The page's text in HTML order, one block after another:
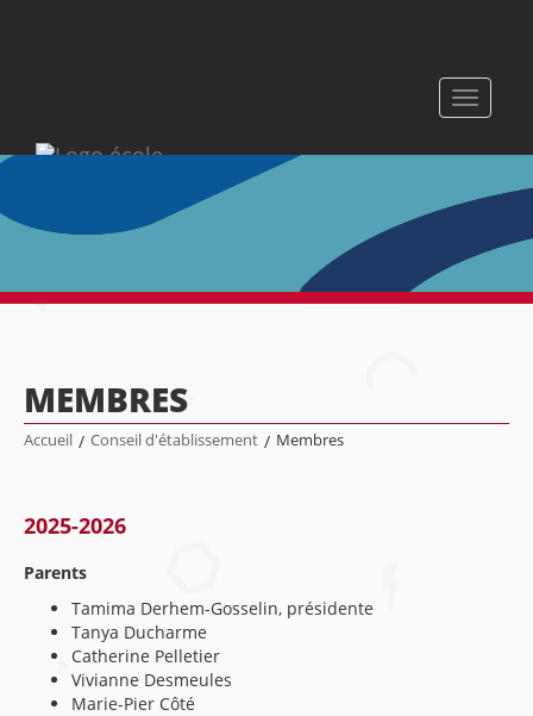
Toggle
MEMBRES
Accueil / Conseil d'établissement / Membres
2025-2026
Parents
Tamima Derhem-Gosselin, présidente
Tanya Ducharme
Catherine Pelletier
Vivianne Desmeules
Marie-Pier Côté